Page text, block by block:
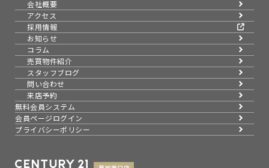
会社概要
アクセス
採用情報
お知らせ
コラム
売買物件紹介
スタッフブログ
問い合わせ
来店予約
無料会員システム
会員ページログイン
プライバシーポリシー